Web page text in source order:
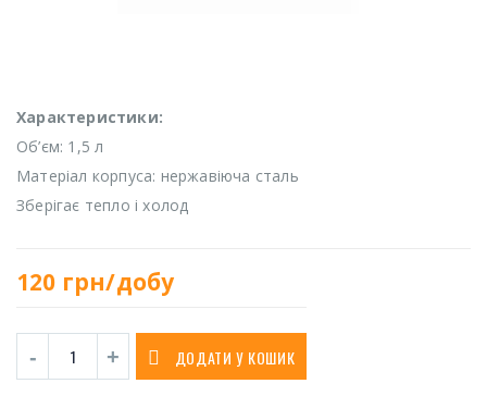
Характеристики:
Об’єм: 1,5 л
Матеріал корпуса: нержавіюча сталь
Зберігає тепло і холод
120 грн/добу
ДОДАТИ У КОШИК